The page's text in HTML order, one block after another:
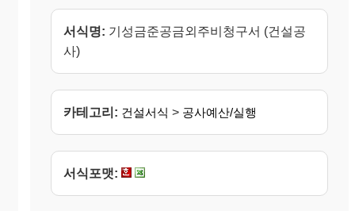
서식명: 기성금준공금외주비청구서 (건설공
사)
카테고리: 건설서식 > 공사예산/실행
서식포맷: